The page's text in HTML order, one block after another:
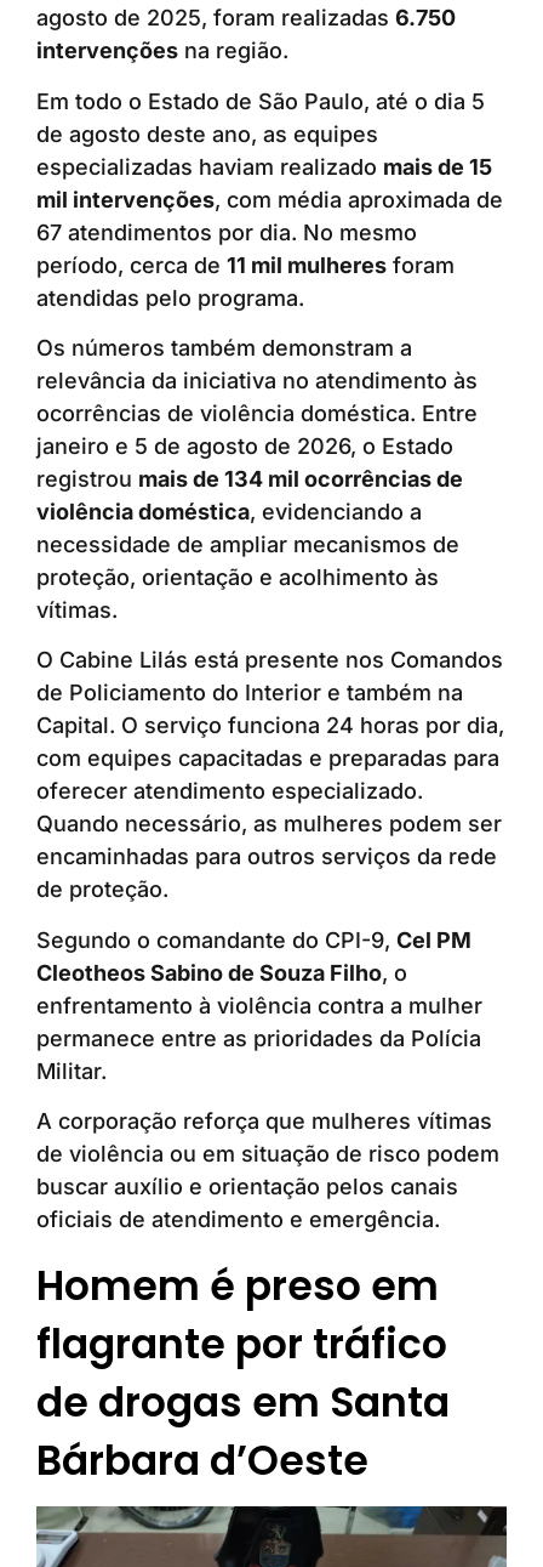
agosto de 2025, foram realizadas 6.750
intervenções na região.
Em todo o Estado de São Paulo, até o dia 5
de agosto deste ano, as equipes
especializadas haviam realizado mais de 15
mil intervenções, com média aproximada de
67 atendimentos por dia. No mesmo
período, cerca de 11 mil mulheres foram
atendidas pelo programa.
Os números também demonstram a
relevância da iniciativa no atendimento às
ocorrências de violência doméstica. Entre
janeiro e 5 de agosto de 2026, o Estado
registrou mais de 134 mil ocorrências de
violência doméstica, evidenciando a
necessidade de ampliar mecanismos de
proteção, orientação e acolhimento às
vítimas.
O Cabine Lilás está presente nos Comandos
de Policiamento do Interior e também na
Capital. O serviço funciona 24 horas por dia,
com equipes capacitadas e preparadas para
oferecer atendimento especializado.
Quando necessário, as mulheres podem ser
encaminhadas para outros serviços da rede
de proteção.
Segundo o comandante do CPI-9, Cel PM
Cleotheos Sabino de Souza Filho, o
enfrentamento à violência contra a mulher
permanece entre as prioridades da Polícia
Militar.
A corporação reforça que mulheres vítimas
de violência ou em situação de risco podem
buscar auxílio e orientação pelos canais
oficiais de atendimento e emergência.
Homem é preso em
flagrante por tráfico
de drogas em Santa
Bárbara d’Oeste